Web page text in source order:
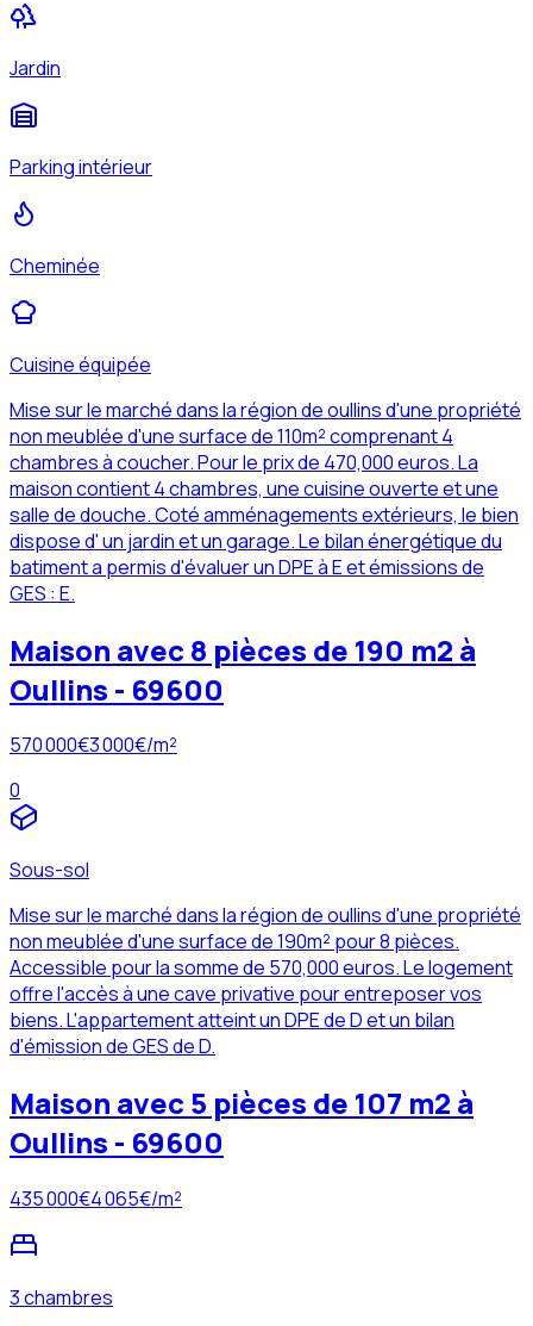
Jardin
Parking intérieur
Cheminée
Cuisine équipée
Mise sur le marché dans la région de oullins d'une propriété
non meublée d'une surface de 110m² comprenant 4
chambres à coucher. Pour le prix de 470,000 euros. La
maison contient 4 chambres, une cuisine ouverte et une
salle de douche. Coté amménagements extérieurs, le bien
dispose d' un jardin et un garage. Le bilan énergétique du
batiment a permis d'évaluer un DPE à E et émissions de
GES : E.
Maison avec 8 pièces de 190 m2 à
Oullins - 69600
570 000€3 000€/m²
0
Sous-sol
Mise sur le marché dans la région de oullins d'une propriété
non meublée d'une surface de 190m² pour 8 pièces.
Accessible pour la somme de 570,000 euros. Le logement
offre l'accès à une cave privative pour entreposer vos
biens. L'appartement atteint un DPE de D et un bilan
d'émission de GES de D.
Maison avec 5 pièces de 107 m2 à
Oullins - 69600
435 000€4 065€/m²
3 chambres